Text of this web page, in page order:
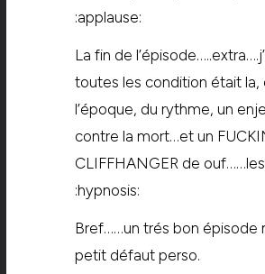
:applause:
La fin de
toutes les condition était la,
l’époque, du rythme, un
contre la mort…et un
CLIFFHANGER de
:hypnosis:
Bref……un trés bon épisode
petit défaut perso.